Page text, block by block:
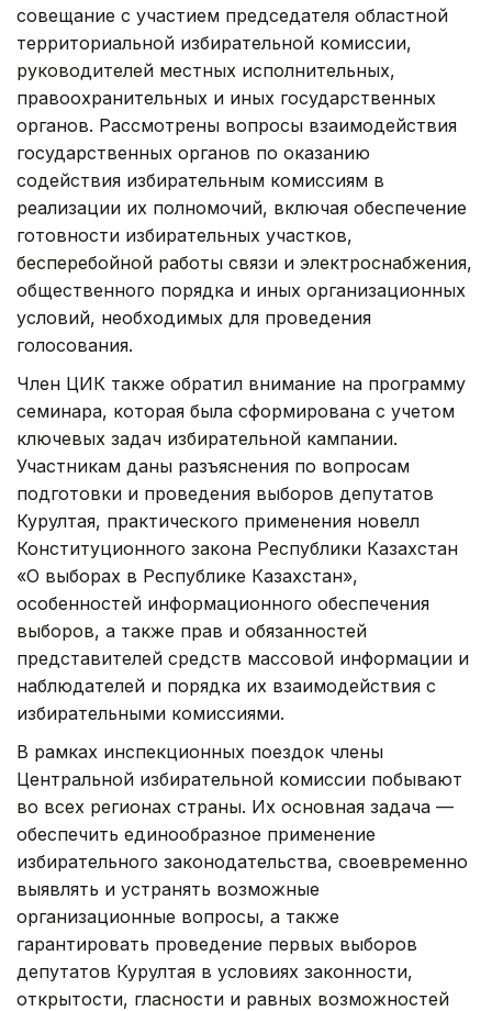
совещание с участием председателя областной
территориальной избирательной комиссии,
руководителей местных исполнительных,
правоохранительных и иных государственных
органов. Рассмотрены вопросы взаимодействия
государственных органов по оказанию
содействия избирательным комиссиям в
реализации их полномочий, включая обеспечение
готовности избирательных участков,
бесперебойной работы связи и электроснабжения,
общественного порядка и иных организационных
условий, необходимых для проведения
голосования.
Член ЦИК также обратил внимание на программу
семинара, которая была сформирована с учетом
ключевых задач избирательной кампании.
Участникам даны разъяснения по вопросам
подготовки и проведения выборов депутатов
Курултая, практического применения новелл
Конституционного закона Республики Казахстан
«О выборах в Республике Казахстан»,
особенностей информационного обеспечения
выборов, а также прав и обязанностей
представителей средств массовой информации и
наблюдателей и порядка их взаимодействия с
избирательными комиссиями.
В рамках инспекционных поездок члены
Центральной избирательной комиссии побывают
во всех регионах страны. Их основная задача —
обеспечить единообразное применение
избирательного законодательства, своевременно
выявлять и устранять возможные
организационные вопросы, а также
гарантировать проведение первых выборов
депутатов Курултая в условиях законности,
открытости, гласности и равных возможностей